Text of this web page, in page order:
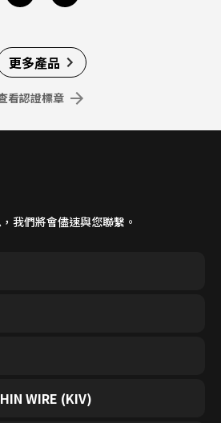
看認證標章
更多產品
我們將會儘速與您聯繫。